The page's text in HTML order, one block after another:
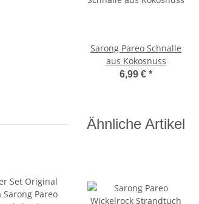
Sarong Pareo Schnalle
aus Kokosnuss
6,99 € *
Ähnliche Artikel